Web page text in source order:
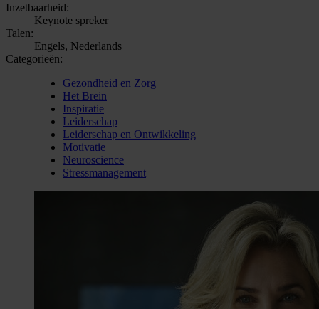
Inzetbaarheid:
Keynote spreker
Talen:
Engels, Nederlands
Categorieën:
Gezondheid en Zorg
Het Brein
Inspiratie
Leiderschap
Leiderschap en Ontwikkeling
Motivatie
Neuroscience
Stressmanagement